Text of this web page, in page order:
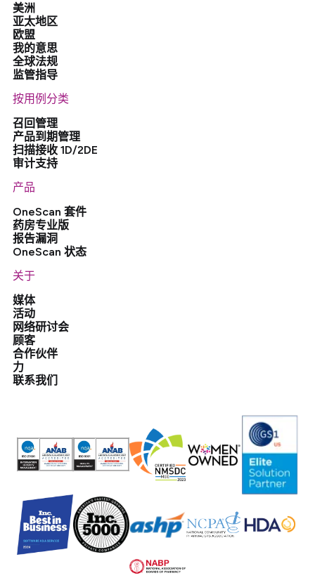
美洲
亚太地区
欧盟
我的意思
全球法规
监管指导
按用例分类
召回管理
产品到期管理
扫描接收 1D/2DE
审计支持
产品
OneScan 套件
药房专业版
报告漏洞
OneScan 状态
关于
媒体
活动
网络研讨会
顾客
合作伙伴
力
联系我们